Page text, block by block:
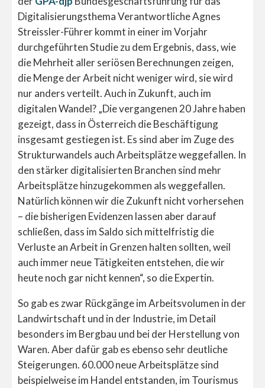
Digitalisierungsthema Verantwortliche Agnes
Streissler-Führer kommt in einer im Vorjahr
durchgeführten Studie zu dem Ergebnis, dass, wie
die Mehrheit aller seriösen Berechnungen zeigen,
die Menge der Arbeit nicht weniger wird, sie wird
nur anders verteilt. Auch in Zukunft, auch im
digitalen Wandel? „Die vergangenen 20 Jahre haben
gezeigt, dass in Österreich die Beschäftigung
insgesamt gestiegen ist. Es sind aber im Zuge des
Strukturwandels auch Arbeitsplätze weggefallen. In
den stärker digitalisierten Branchen sind mehr
Arbeitsplätze hinzugekommen als weggefallen.
Natürlich können wir die Zukunft nicht vorhersehen
– die bisherigen Evidenzen lassen aber darauf
schließen, dass im Saldo sich mittelfristig die
Verluste an Arbeit in Grenzen halten sollten, weil
auch immer neue Tätigkeiten entstehen, die wir
heute noch gar nicht kennen“, so die Expertin.
So gab es zwar Rückgänge im Arbeitsvolumen in der
Landwirtschaft und in der Industrie, im Detail
besonders im Bergbau und bei der Herstellung von
Waren. Aber dafür gab es ebenso sehr deutliche
Steigerungen. 60.000 neue Arbeitsplätze sind
beispielweise im Handel entstanden, im Tourismus